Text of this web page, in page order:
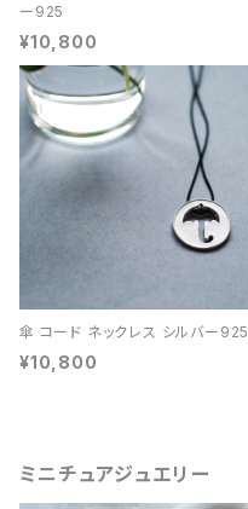
ー925
¥10,800
傘 コード ネックレス シルバー925
¥10,800
ミニチュアジュエリー